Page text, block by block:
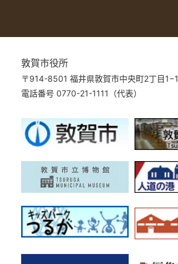
敦賀市役所
〒914-8501 福井県敦賀市中央町2丁目1−1
電話番号 0770-21-1111（代表）